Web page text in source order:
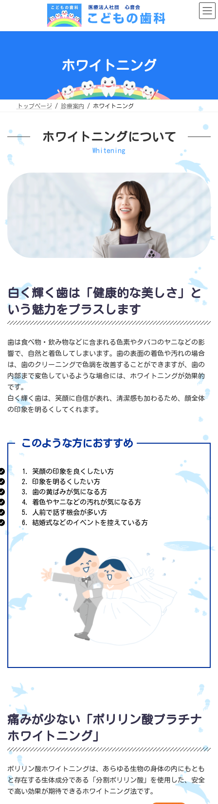
ツ
シ
ホワイトニング
トップページ 診療案内 ホワイトニング
ホワイトニングについて
Whitening
白く輝く歯は「健康的な美しさ」と
いう魅力をプラスします
歯は食べ物・飲み物などに含まれる色素やタバコのヤニなどの影
響で、自然と着色してしまいます。歯の表面の着色や汚れの場合
は、歯のクリーニングで色調を改善することができますが、歯の
内部まで変色しているような場合には、ホワイトニングが効果的
です。
白く輝く歯は、笑顔に自信が表れ、清潔感も加わるため、顔全体
の印象を明るくしてくれます。
このような方におすすめ
笑顔の印象を良くしたい方
印象を明るくしたい方
歯の黄ばみが気になる方
着色やヤニなどの汚れが気になる方
人前で話す機会が多い方
結婚式などのイベントを控えている方
痛みが少ない「ポリリン酸プラチナ
ホワイトニング」
ポリリン酸ホワイトニングは、あらゆる生物の身体の内にもとも
と存在する生体成分である「分割ポリリン酸」を使用した、安全
で高い効果が期待できるホワイトニング法です。